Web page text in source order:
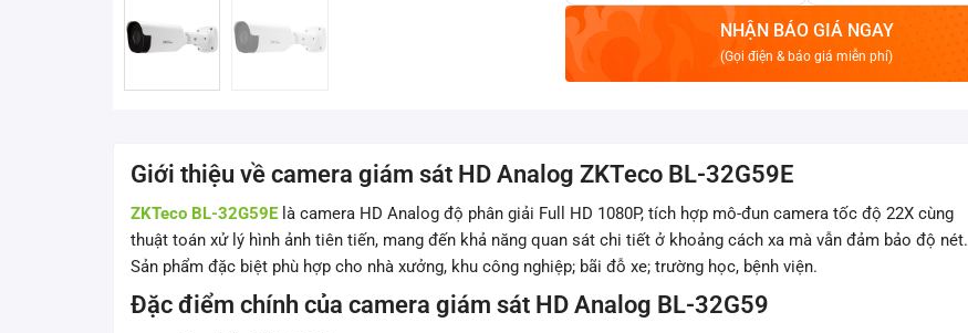
NHẬN BÁO GIÁ NGAY
(Gọi điện & báo giá miễn phí)
Giới thiệu về camera giám sát HD Analog ZKTeco BL-32G59E
ZKTeco BL-32G59Elà camera HD Analog độ phân giải Full HD 1080P, tích hợp mô-đun camera tốc độ 22X cùng
thuật toán xử lý hình ảnh tiên tiến, mang đến khả năng quan sát chi tiết ở khoảng cách xa mà vẫn đảm bảo độ nét.
Sản phẩm đặc biệt phù hợp cho nhà xưởng, khu công nghiệp; bãi đỗ xe; trường học, bệnh viện.
Đặc điểm chính của camera giám sát HD Analog BL-32G59